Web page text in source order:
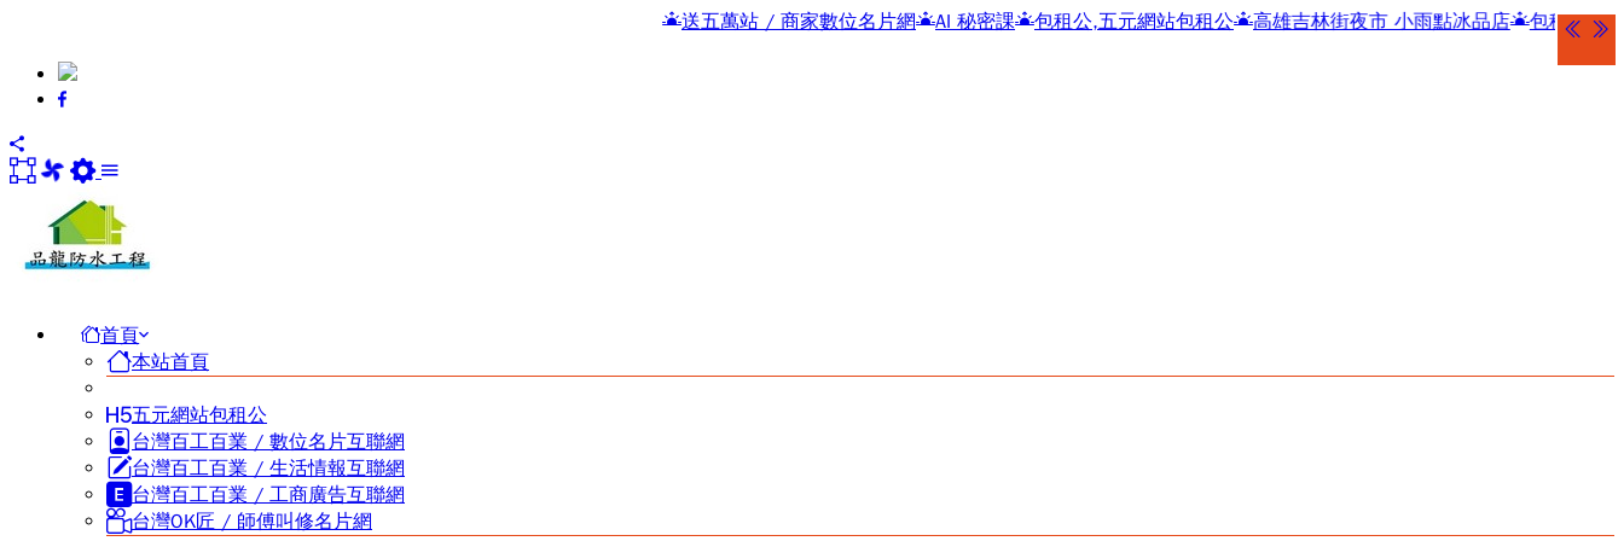
送五萬站 / 商家數位名片網 AI 秘密課 包租公,五元網站包租公 高雄吉林街夜市 小雨點冰品店 包租公
首頁
本站首頁
五元網站包租公
台灣百工百業 / 數位名片互聯網
台灣百工百業 / 生活情報互聯網
台灣百工百業 / 工商廣告互聯網
台灣OK匠 / 師傅叫修名片網